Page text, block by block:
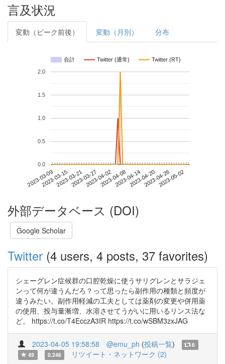
言及状況
変動（ピーク前後） 変動（月別） 分布
合計 Twitter (通常) Twitter (RT)
2023-03-092023-03-152023-03-212023-03-272023-04-022023-04-082023-04-142023-04-202023-04-262023-05-02
0.0
0.5
1.0
1.5
2.0
外部データベース (DOI)
Google Scholar
Twitter (4 users, 4 posts, 37 favorites)
シェーグレン症候群の口腔乾燥に使うサリグレンとサラジェ
ンって何が違うんだろ？って思ったら副作用の種類と頻度が
違うみたい。副作用軽減の工夫としては薬剤の変更や併用薬
の使用、投与量漸増、水溶させてうがいに用いるリンス法な
ど。 https://t.co/T4EcczA3IR https://t.co/wSBM3zxJAG
2023-04-05 19:58:58 @emu_ph (投稿一覧)
6
49
0.246 リツイート・ネットワーク (2)